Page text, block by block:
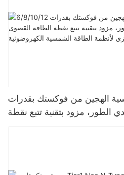
الهجين من فوكستك بقدرات
أحادي الطور، مزود بتقنية تتبع نقطة
الطاقة القصوى (MPPT)، يدعم توصيل 9 وحدات بالتوازي